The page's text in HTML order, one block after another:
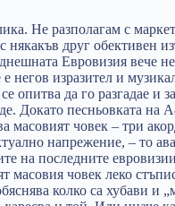
Не разполагам с
някакъв друг обективен
Евровизия вече
негов изразител и
опитва да го разгадае и
Докато песньовката на
масовият човек – три
напрежение, – то
на последните
масовия човек леко
колко са хубави и